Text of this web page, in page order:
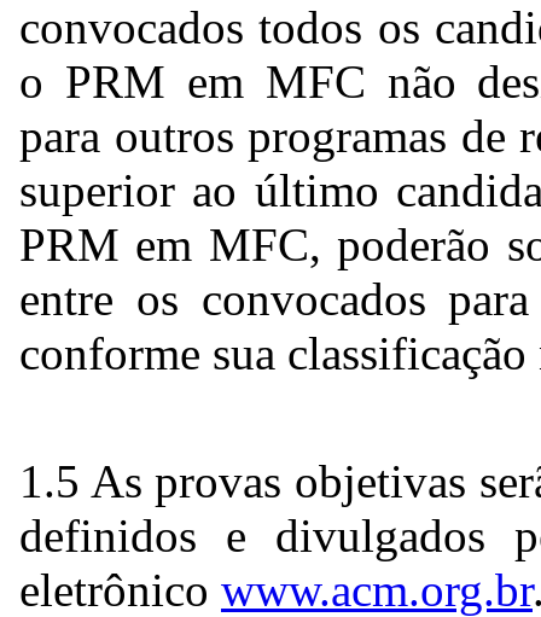
convocados todos os
o PRM em MFC não
para outros programas de
superior ao último
PRM em MFC, poderão
entre os convocados
conforme sua
1.5 As provas objetivas
definidos e divulgados
eletrônico www.acm.org.br